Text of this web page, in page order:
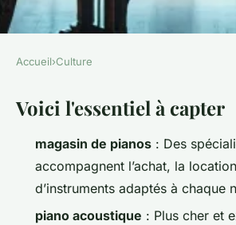
Les magasins et
incontournables de
Toulouse
17/04/2026 10:51 8 min de lecture
Accueil›Culture
Voici l'essentiel à capter
magasin de pianos : Des
accompagnent l’achat, la
d’instruments adaptés à chaque
piano acoustique : Plus cher et